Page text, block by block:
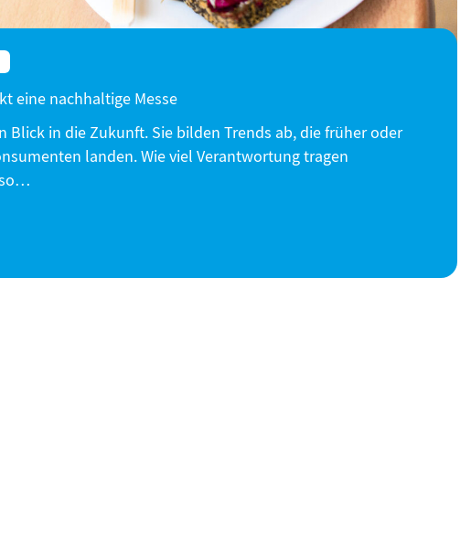
eine nachhaltige Messe
Blick in die Zukunft. Sie bilden Trends ab, die früher oder
landen. Wie viel Verantwortung tragen